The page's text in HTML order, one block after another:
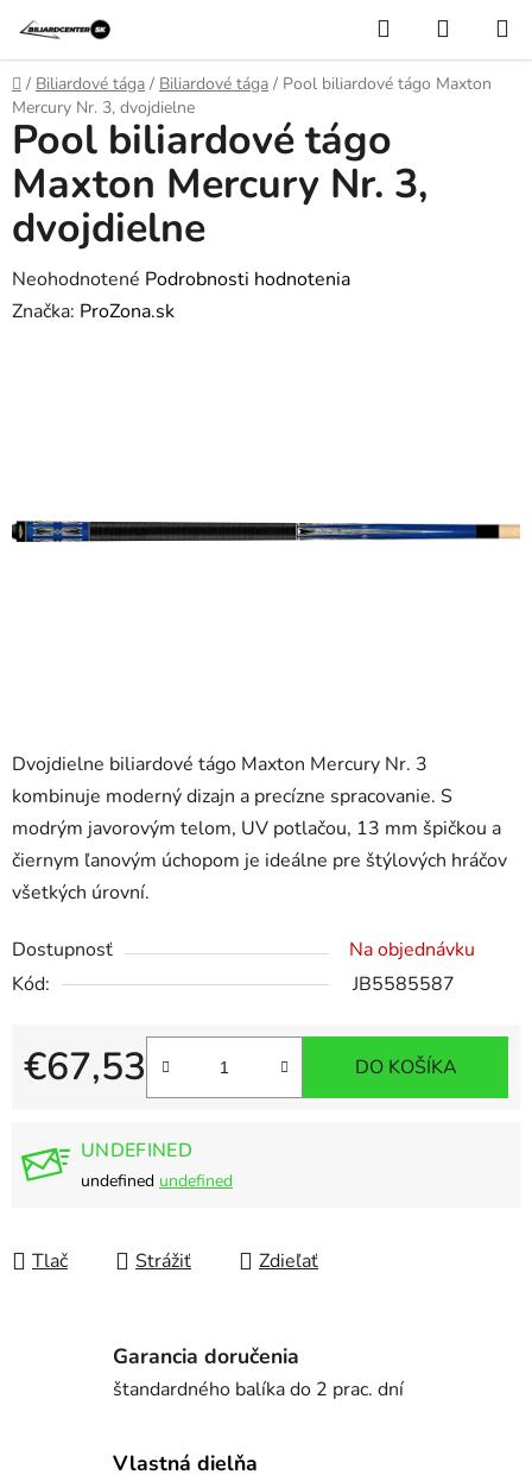
obsah
Hľadať
KOŠÍK
Domov
/ Biliardové tága / Biliardové tága / Pool biliardové tágo Maxton
Mercury Nr. 3, dvojdielne
Dvojdielne biliardové tágo Maxton Mercury Nr. 3
kombinuje moderný dizajn a precízne spracovanie. S
modrým javorovým telom, UV potlačou, 13 mm špičkou a
čiernym ľanovým úchopom je ideálne pre štýlových hráčov
všetkých úrovní.
Dostupnosť
Na objednávku
Kód:
JB5585587
€67,53
Jednotková cena:
DO KOŠÍKA
UNDEFINED
undefined undefined
Tlač Strážiť Zdieľať
Pool biliardové tágo
Maxton Mercury Nr. 3,
dvojdielne
Priemerné
hodnotenie
Neohodnotené Podrobnosti hodnotenia
Značka: ProZona.sk
Garancia doručenia
štandardného balíka do 2 prac. dní
Vlastná dielňa